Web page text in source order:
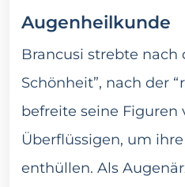
Augenheilkunde
Brancusi strebte nach
Schönheit”, nach der
befreite seine Figuren
Überflüssigen, um
enthüllen. Als